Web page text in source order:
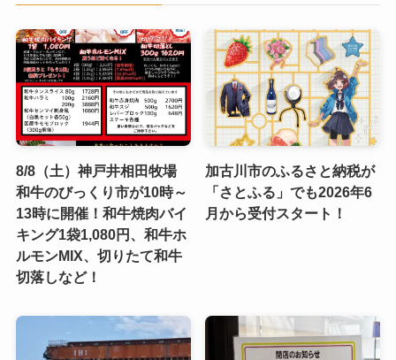
8/8（土）神戸井相田牧場
和牛のびっくり市が10時～
13時に開催！和牛焼肉バイ
キング1袋1,080円、和牛ホ
ルモンMIX、切りたて和牛
切落しなど！
加古川市のふるさと納税が
「さとふる」でも2026年6
月から受付スタート！